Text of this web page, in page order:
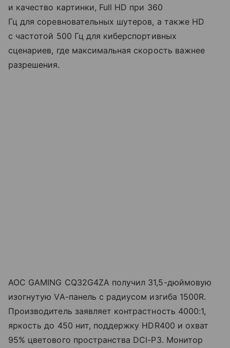
и качество картинки, Full HD при 360
Гц для соревновательных шутеров, а также HD
с частотой 500 Гц для киберспортивных
сценариев, где максимальная скорость важнее
разрешения.
AOC GAMING CQ32G4ZA получил 31,5-дюймовую
изогнутую VA-панель с радиусом изгиба 1500R.
Производитель заявляет контрастность 4000:1,
яркость до 450 нит, поддержку HDR400 и охват
95% цветового пространства DCI-P3. Монитор